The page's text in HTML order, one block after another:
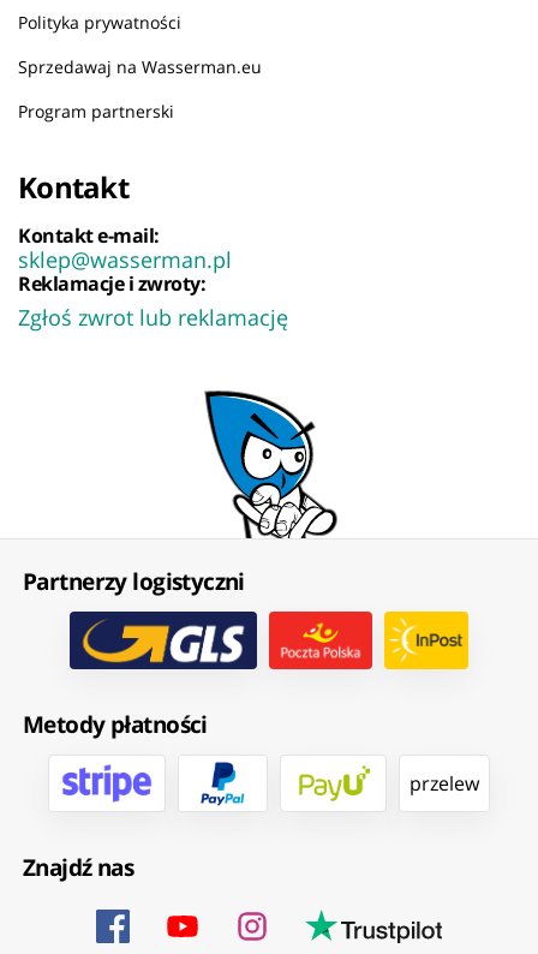
Polityka prywatności
Sprzedawaj na Wasserman.eu
Program partnerski
Kontakt
Kontakt e-mail:
sklep@wasserman.pl
Reklamacje i zwroty:
Zgłoś zwrot lub reklamację
Partnerzy logistyczni
Metody płatności
przelew
Znajdź nas